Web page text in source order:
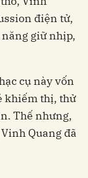
điện tử,
giữ nhịp,
cụ này vốn
khiếm thị, thử
Thế nhưng,
Quang đã